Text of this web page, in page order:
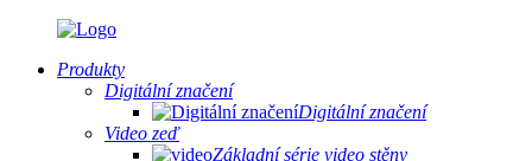
Produkty
Digitální značení
Digitální značení
Video zeď
Základní série video stěny